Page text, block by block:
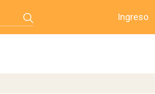
Ingreso